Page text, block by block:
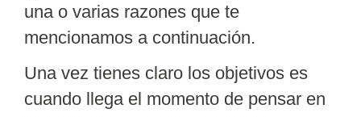
una o varias razones que te
mencionamos a continuación.
Una vez tienes claro los objetivos es
cuando llega el momento de pensar en